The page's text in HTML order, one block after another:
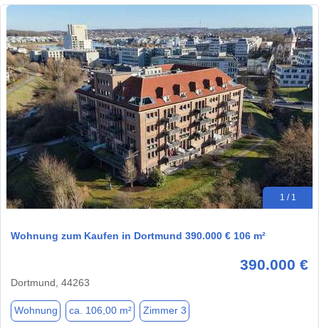
1 / 1
Wohnung zum Kaufen in Dortmund 390.000 € 106 m²
390.000 €
Dortmund, 44263
Wohnung ca. 106,00 m² Zimmer 3